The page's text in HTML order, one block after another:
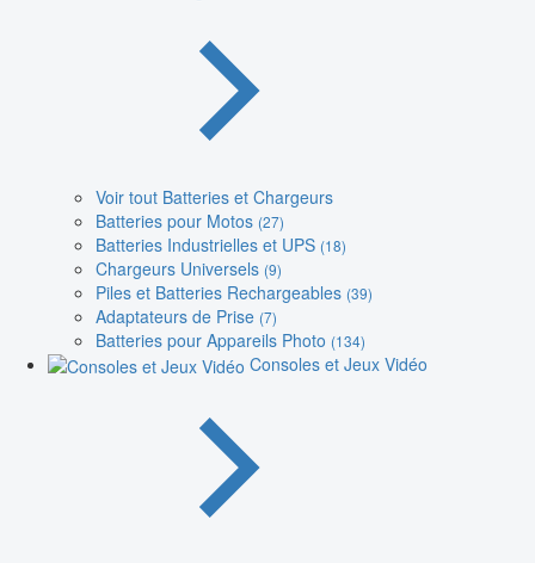
Voir tout Batteries et Chargeurs
Batteries pour Motos (27)
Batteries Industrielles et UPS (18)
Chargeurs Universels (9)
Piles et Batteries Rechargeables (39)
Adaptateurs de Prise (7)
Batteries pour Appareils Photo (134)
Consoles et Jeux Vidéo